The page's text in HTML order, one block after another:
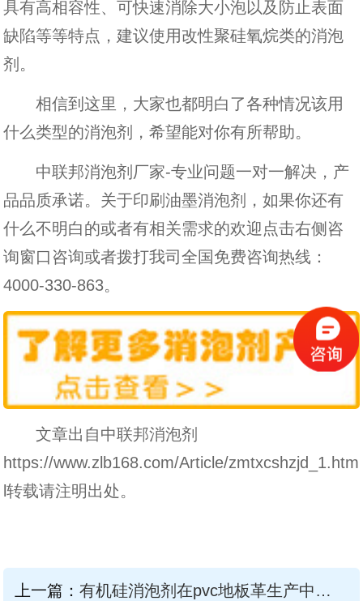
具有高相容性、可快速消除大小泡以及防止表面
缺陷等等特点，建议使用改性聚硅氧烷类的消泡
剂。
相信到这里，大家也都明白了各种情况该用
什么类型的消泡剂，希望能对你有所帮助。
中联邦消泡剂厂家-专业问题一对一解决，产
品品质承诺。关于印刷油墨消泡剂，如果你还有
什么不明白的或者有相关需求的欢迎点击右侧咨
询窗口咨询或者拨打我司全国免费咨询热线：
4000-330-863。
文章出自中联邦消泡剂
https://www.zlb168.com/Article/zmtxcshzjd_1.htm
l转载请注明出处。
上一篇： 有机硅消泡剂在pvc地板革生产中应用